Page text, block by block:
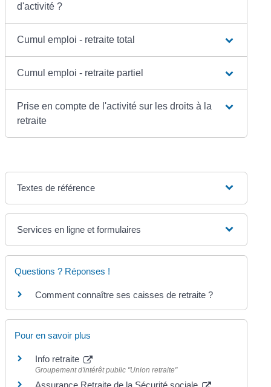
d'activité ?
Cumul emploi - retraite total
Cumul emploi - retraite partiel
Prise en compte de l'activité sur les droits à la
retraite
Textes de référence
Services en ligne et formulaires
Questions ? Réponses !
Comment connaître ses caisses de retraite ?
Pour en savoir plus
Info retraite
Groupement d'intérêt public "Union retraite"